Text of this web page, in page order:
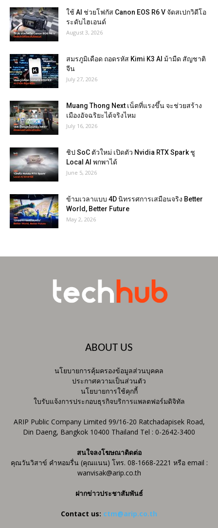
ใช้ AI ช่วยโฟกัส Canon EOS R6 V จัดสเปกวิดีโอ
ระดับไฮเอนด์
August 3, 2026
สมรภูมิเดือด ถอดรหัส Kimi K3 AI ม้ามืด สัญชาติ
จีน
July 27, 2026
Muang Thong Next เน็ตที่แรงขึ้น จะช่วยสร้าง
เมืองอัจฉริยะได้จริงไหม
July 16, 2026
ชิป SoC ตัวใหม่ เปิดตัว Nvidia RTX Spark ชู
Local AI พกพาได้
June 5, 2026
ข้ามเวลาแบบ 4D นิทรรศการเสมือนจริง Better
World, Better Future
May 2, 2026
ABOUT US
นโยบายการคุ้มครองข้อมูลส่วนบุคคล
ประกาศความเป็นส่วนตัว
นโยบายการใช้คุกกี้
ใบรับแจ้งการประกอบธุรกิจบริการแพลตฟอร์มดิจิทัล
ARIP Public Company Limited 99/16-20 Ratchadapisek Road,
Din Daeng, Bangkok 10400 Thailand Tel : 0-2642-3400
สนใจลงโฆษณาติดต่อ
คุณวันวิสาข์ คำหอมรื่น (คุณแนน) โทร. 08-1668-2221 หรือ email :
wanvisak@arip.co.th
ฝากข่าวประชาสัมพันธ์
Contact us: ctm@arip.co.th